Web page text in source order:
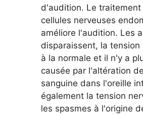
d'audition. Le traitement
cellules nerveuses
améliore l'audition. Les
disparaissent, la
à la normale et il n'y a
causée par l'altération
sanguine dans l'oreille
également la tension
les spasmes à l'origine